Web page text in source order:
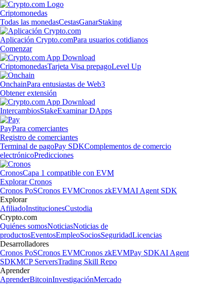
Criptomonedas
Todas las monedasCestasGanarStaking
Aplicación Crypto.comPara usuarios cotidianos
Comenzar
CriptomonedasTarjeta Visa prepagoLevel Up
OnchainPara entusiastas de Web3
Obtener extensión
IntercambiosStakeExaminar DApps
PayPara comerciantes
Registro de comerciantes
Terminal de pagoPay SDKComplementos de comercio
electrónicoPredicciones
CronosCapa 1 compatible con EVM
Explorar Cronos
Cronos PoSCronos EVMCronos zkEVMAI Agent SDK
Explorar
AfiliadoInstitucionesCustodia
Crypto.com
Quiénes somosNoticiasNoticias de
productosEventosEmpleoSociosSeguridadLicencias
Desarrolladores
Cronos PoSCronos EVMCronos zkEVMPay SDKAI Agent
SDKMCP ServersTrading Skill Repo
Aprender
AprenderBitcoinInvestigaciónMercado